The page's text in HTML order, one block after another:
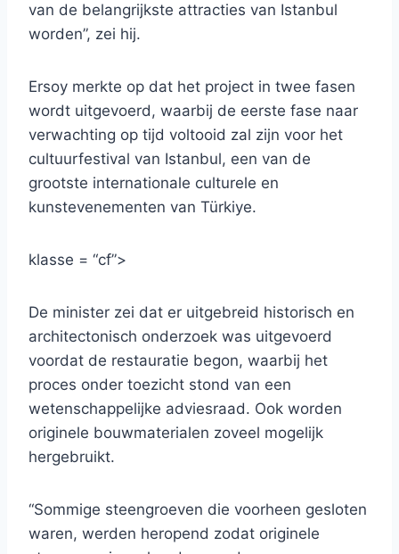
van de belangrijkste attracties van Istanbul
worden”, zei hij.
Ersoy merkte op dat het project in twee fasen
wordt uitgevoerd, waarbij de eerste fase naar
verwachting op tijd voltooid zal zijn voor het
cultuurfestival van Istanbul, een van de
grootste internationale culturele en
kunstevenementen van Türkiye.
klasse = “cf”>
De minister zei dat er uitgebreid historisch en
architectonisch onderzoek was uitgevoerd
voordat de restauratie begon, waarbij het
proces onder toezicht stond van een
wetenschappelijke adviesraad. Ook worden
originele bouwmaterialen zoveel mogelijk
hergebruikt.
“Sommige steengroeven die voorheen gesloten
waren, werden heropend zodat originele